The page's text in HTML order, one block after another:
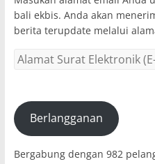
bali ekbis. Anda akan
berita terupdate melalui
Alamat
(E-
mail)Berlangganan
Bergabung dengan 982